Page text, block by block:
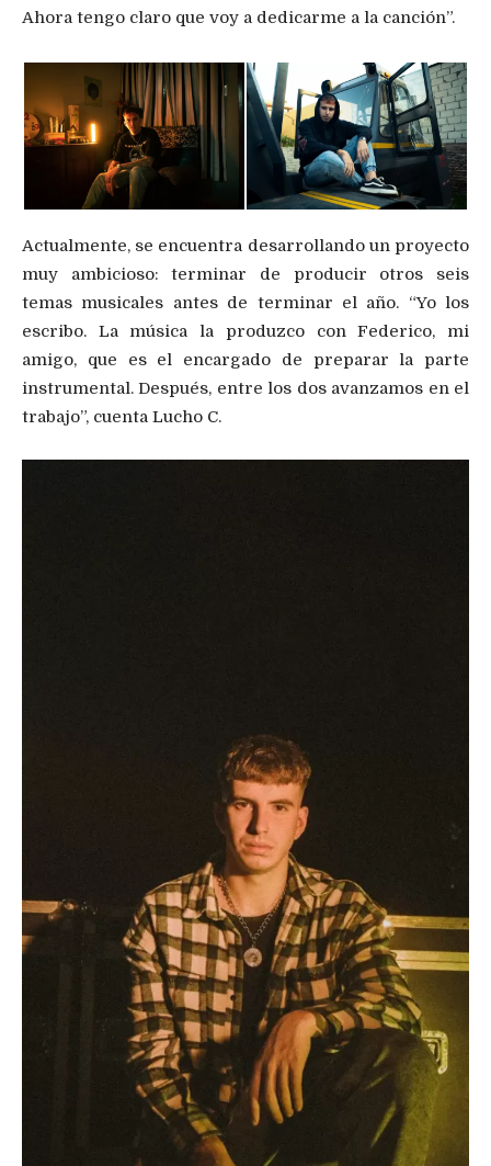
Ahora tengo claro que voy a dedicarme a la canción”.
Actualmente, se encuentra desarrollando un proyecto
muy ambicioso: terminar de producir otros seis
temas musicales antes de terminar el año. “Yo los
escribo. La música la produzco con Federico, mi
amigo, que es el encargado de preparar la parte
instrumental. Después, entre los dos avanzamos en el
trabajo”, cuenta Lucho C.